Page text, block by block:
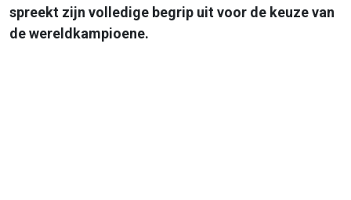
spreekt zijn volledige begrip uit voor de keuze van
de wereldkampioene.